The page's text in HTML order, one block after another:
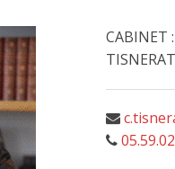
CABINET
TISNERAT